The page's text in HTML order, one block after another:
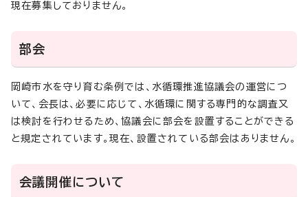
現在募集しておりません。
部会
岡崎市水を守り育む条例では、水循環推進協議会の運営につ
いて、会長は、必要に応じて、水循環に関する専門的な調査又
は検討を行わせるため、協議会に部会を設置することができる
と規定されています。現在、設置されている部会はありません。
会議開催について